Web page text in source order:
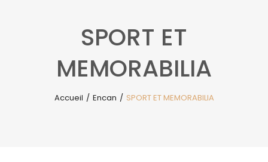
SPORT ET
MEMORABILIA
Accueil / Encan / SPORT ET MEMORABILIA